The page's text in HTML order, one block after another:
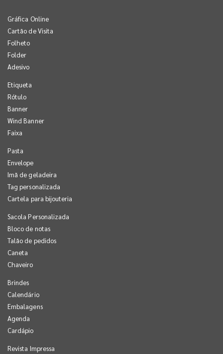
Gráfica Online
Cartão de Visita
Folheto
Folder
Adesivo
Etiqueta
Rótulo
Banner
Wind Banner
Faixa
Pasta
Envelope
Imã de geladeira
Tag personalizada
Cartela para bijouteria
Sacola Personalizada
Bloco de notas
Talão de pedidos
Caneta
Chaveiro
Brindes
Calendário
Embalagens
Agenda
Cardápio
Revista Impressa